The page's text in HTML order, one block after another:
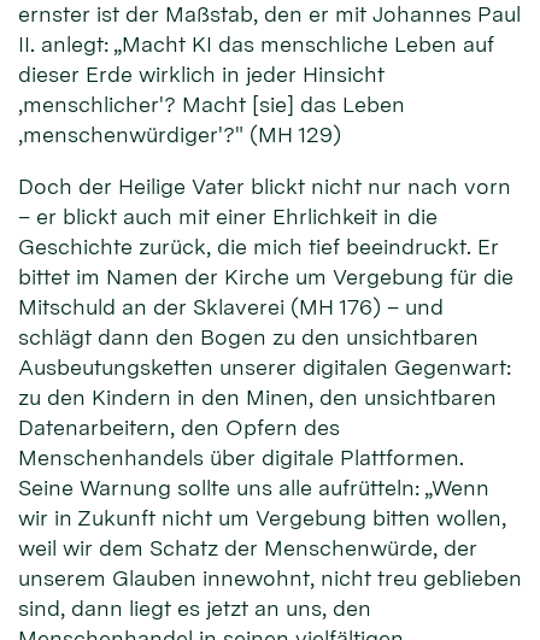
ernster ist der Maßstab, den er mit Johannes Paul
II. anlegt: „Macht KI das menschliche Leben auf
dieser Erde wirklich in jeder Hinsicht
‚menschlicher'? Macht [sie] das Leben
‚menschenwürdiger'?" (MH 129)
Doch der Heilige Vater blickt nicht nur nach vorn
– er blickt auch mit einer Ehrlichkeit in die
Geschichte zurück, die mich tief beeindruckt. Er
bittet im Namen der Kirche um Vergebung für die
Mitschuld an der Sklaverei (MH 176) – und
schlägt dann den Bogen zu den unsichtbaren
Ausbeutungsketten unserer digitalen Gegenwart:
zu den Kindern in den Minen, den unsichtbaren
Datenarbeitern, den Opfern des
Menschenhandels über digitale Plattformen.
Seine Warnung sollte uns alle aufrütteln: „Wenn
wir in Zukunft nicht um Vergebung bitten wollen,
weil wir dem Schatz der Menschenwürde, der
unserem Glauben innewohnt, nicht treu geblieben
sind, dann liegt es jetzt an uns, den